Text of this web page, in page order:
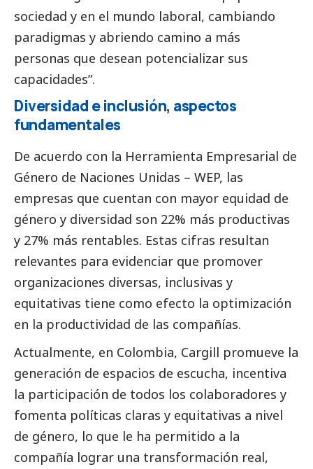
sociedad y en el mundo laboral, cambiando
paradigmas y abriendo camino a más
personas que desean potencializar sus
capacidades”.
Diversidad e inclusión, aspectos
fundamentales
De acuerdo con la Herramienta Empresarial de
Género de Naciones Unidas – WEP, las
empresas que cuentan con mayor equidad de
género y diversidad son 22% más productivas
y 27% más rentables. Estas cifras resultan
relevantes para evidenciar que promover
organizaciones diversas, inclusivas y
equitativas tiene como efecto la optimización
en la productividad de las compañías.
Actualmente, en Colombia, Cargill promueve la
generación de espacios de escucha, incentiva
la participación de todos los colaboradores y
fomenta políticas claras y equitativas a nivel
de género, lo que le ha permitido a la
compañía lograr una transformación real,